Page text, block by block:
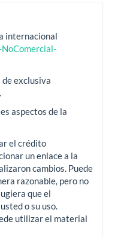
internacional
exclusiva
aspectos de la
el crédito
un enlace a la
cambios. Puede
razonable, pero no
que el
o su uso.
utilizar el material